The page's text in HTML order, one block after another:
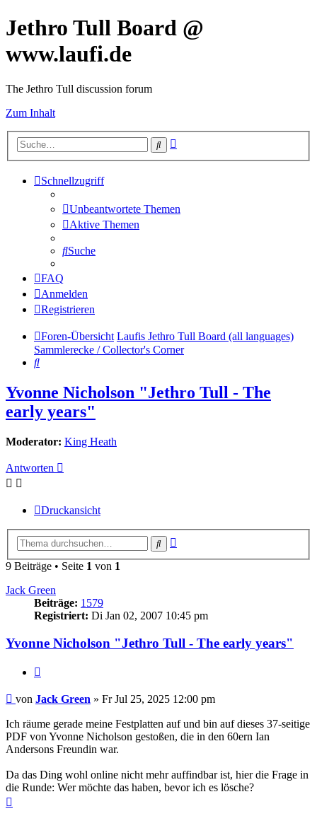
Jethro Tull Board @
www.laufi.de
The Jethro Tull discussion forum
Zum Inhalt
Suche
Schnellzugriff
Unbeantwortete Themen
Aktive Themen
Suche
FAQ
Anmelden
Registrieren
Foren-Übersicht Laufis Jethro Tull Board (all languages)
Sammlerecke / Collector's Corner
Suche
Yvonne Nicholson "Jethro Tull - The
early years"
Moderator: King Heath
Antworten
Druckansicht
Suche
9 Beiträge • Seite 1 von 1
Jack Green
Beiträge: 1579
Registriert: Di Jan 02, 2007 10:45 pm
Yvonne Nicholson "Jethro Tull - The early years"
Beitrag
von Jack Green » Fr Jul 25, 2025 12:00 pm
Ich räume gerade meine Festplatten auf und bin auf dieses 37-seitige
PDF von Yvonne Nicholson gestoßen, die in den 60ern Ian
Andersons Freundin war.
Da das Ding wohl online nicht mehr auffindbar ist, hier die Frage in
die Runde: Wer möchte das haben, bevor ich es lösche?